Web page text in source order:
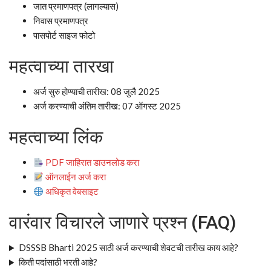
जात प्रमाणपत्र (लागल्यास)
निवास प्रमाणपत्र
पासपोर्ट साइज फोटो
महत्वाच्या तारखा
अर्ज सुरु होण्याची तारीख: 08 जुलै 2025
अर्ज करण्याची अंतिम तारीख: 07 ऑगस्ट 2025
महत्वाच्या लिंक
PDF जाहिरात डाउनलोड करा
ऑनलाईन अर्ज करा
अधिकृत वेबसाइट
वारंवार विचारले जाणारे प्रश्न (FAQ)
DSSSB Bharti 2025 साठी अर्ज करण्याची शेवटची तारीख काय आहे?
किती पदांसाठी भरती आहे?